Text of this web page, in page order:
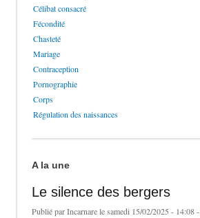
Célibat consacré
Fécondité
Chasteté
Mariage
Contraception
Pornographie
Corps
Régulation des naissances
A la une
Le silence des bergers
Publié parIncarnarele samedi 15/02/2025 - 14:08 -